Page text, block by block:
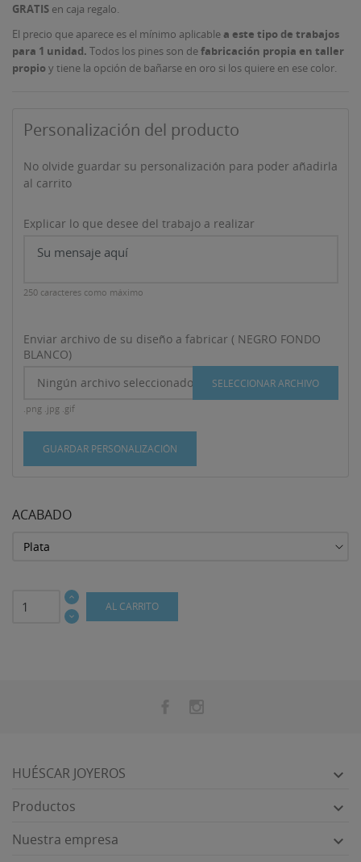
GRATIS en caja regalo.
El precio que aparece es el mínimo aplicablea este tipo de trabajos
para 1 unidad. Todos los pines son defabricación propia en taller
propioy tiene la opción de bañarse en oro si los quiere en ese color.
Personalización del producto
No olvide guardar su personalización para poder añadirla
al carrito
Explicar lo que desee del trabajo a realizar
250 caracteres como máximo
Enviar archivo de su diseño a fabricar ( NEGRO FONDO
BLANCO)
Ningún archivo seleccionado
SELECCIONAR ARCHIVO
.png .jpg .gif
GUARDAR PERSONALIZACIÓN
ACABADO
AL CARRITO
HUÉSCAR JOYEROS 
Productos 
Nuestra empresa 